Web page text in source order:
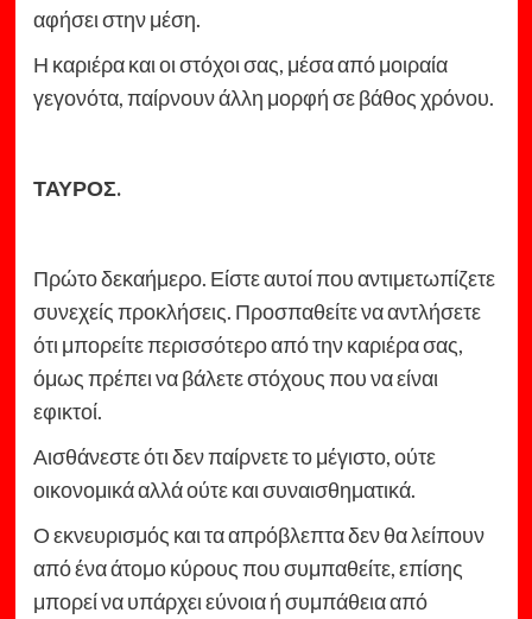
αφήσει στην μέση.
Η καριέρα και οι στόχοι σας, μέσα από μοιραία
γεγονότα, παίρνουν άλλη μορφή σε βάθος χρόνου.
ΤΑΥΡΟΣ.
Πρώτο δεκαήμερο. Είστε αυτοί που αντιμετωπίζετε
συνεχείς προκλήσεις. Προσπαθείτε να αντλήσετε
ότι μπορείτε περισσότερο από την καριέρα σας,
όμως πρέπει να βάλετε στόχους που να είναι
εφικτοί.
Αισθάνεστε ότι δεν παίρνετε το μέγιστο, ούτε
οικονομικά αλλά ούτε και συναισθηματικά.
Ο εκνευρισμός και τα απρόβλεπτα δεν θα λείπουν
από ένα άτομο κύρους που συμπαθείτε, επίσης
μπορεί να υπάρχει εύνοια ή συμπάθεια από